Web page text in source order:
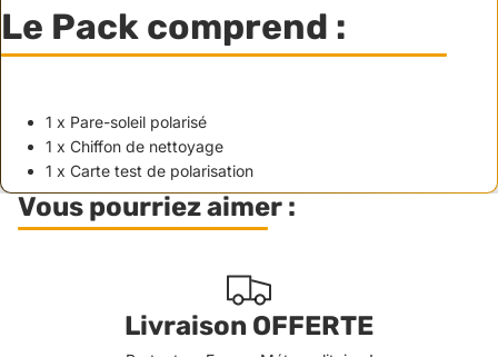
Le Pack comprend :
1 x Pare-soleil polarisé
1 x Chiffon de nettoyage
1 x Carte test de polarisation
Vous pourriez aimer :
Livraison OFFERTE